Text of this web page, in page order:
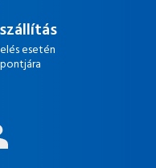
esetén